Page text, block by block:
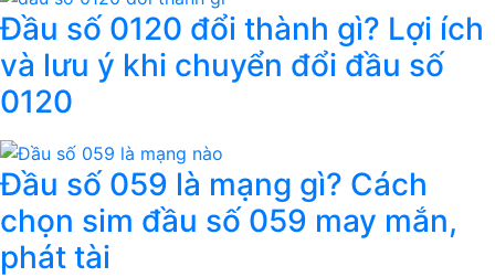
Đầu số 0120 đổi thành gì? Lợi ích
và lưu ý khi chuyển đổi đầu số
0120
Đầu số 059 là mạng gì? Cách
chọn sim đầu số 059 may mắn,
phát tài